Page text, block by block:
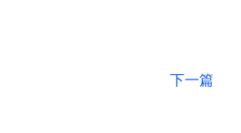
下一篇